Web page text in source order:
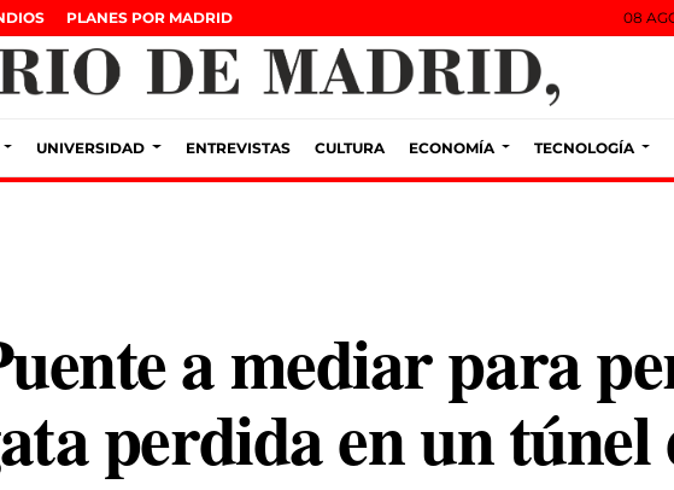
PLANES POR MADRID 08
UNIVERSIDAD ENTREVISTAS CULTURA ECONOMÍA TECNOLOGÍA
a mediar para
perdida en un túnel